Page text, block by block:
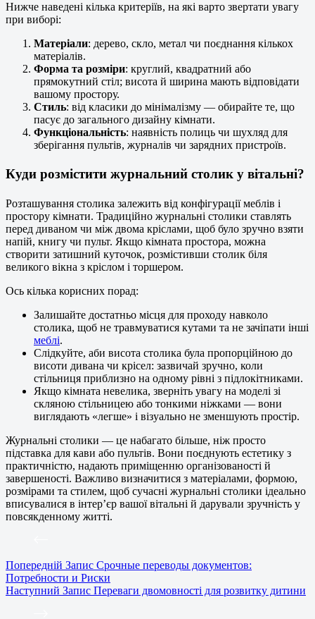
Нижче наведені кілька критеріїв, на які варто звертати увагу
при виборі:
Матеріали: дерево, скло, метал чи поєднання кількох
матеріалів.
Форма та розміри: круглий, квадратний або
прямокутний стіл; висота й ширина мають відповідати
вашому простору.
Стиль: від класики до мінімалізму — обирайте те, що
пасує до загального дизайну кімнати.
Функціональність: наявність полиць чи шухляд для
зберігання пультів, журналів чи зарядних пристроїв.
Куди розмістити журнальний столик у вітальні?
Розташування столика залежить від конфігурації меблів і
простору кімнати. Традиційно журнальні столики ставлять
перед диваном чи між двома кріслами, щоб було зручно взяти
напій, книгу чи пульт. Якщо кімната простора, можна
створити затишний куточок, розмістивши столик біля
великого вікна з кріслом і торшером.
Ось кілька корисних порад:
Залишайте достатньо місця для проходу навколо
столика, щоб не травмуватися кутами та не зачіпати інші
меблі.
Слідкуйте, аби висота столика була пропорційною до
висоти дивана чи крісел: зазвичай зручно, коли
стільниця приблизно на одному рівні з підлокітниками.
Якщо кімната невелика, зверніть увагу на моделі зі
скляною стільницею або тонкими ніжками — вони
виглядають «легше» і візуально не зменшують простір.
Журнальні столики — це набагато більше, ніж просто
підставка для кави або пультів. Вони поєднують естетику з
практичністю, надають приміщенню організованості й
завершеності. Важливо визначитися з матеріалами, формою,
розмірами та стилем, щоб сучасні журнальні столики ідеально
вписувалися в інтер’єр вашої вітальні й дарували зручність у
повсякденному житті.
Попередній Запис Срочные переводы документов:
Потребности и Риски
Наступний Запис Переваги двомовності для розвитку дитини